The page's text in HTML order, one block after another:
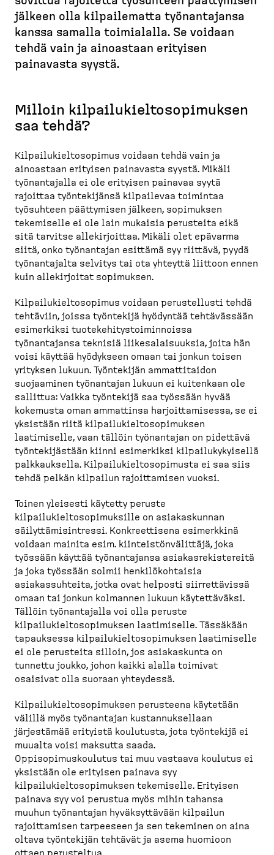
t
u
s
i
v
e
s
k
t
)
r
u
p
o
l
jälkeen olla kilpai­lematta työnan­tajansa
kanssa samalla toimialalla. Se voidaan
tehdä vain ja ainoastaan erityisen
painavasta syystä.
Milloin kilpailukieltosopimuksen
saa tehdä?
Kilpailukieltosopimus voidaan tehdä vain ja
ainoastaan erityisen painavasta syystä. Mikäli
työnantajalla ei ole erityisen painavaa syytä
rajoittaa työntekijänsä kilpailevaa toimintaa
työsuhteen päättymisen jälkeen, sopimuksen
tekemiselle ei ole lain mukaisia perusteita eikä
sitä tarvitse allekirjoittaa. Mikäli olet epävarma
siitä, onko työnantajan esittämä syy riittävä, pyydä
työnantajalta selvitys tai ota yhteyttä liittoon ennen
kuin allekirjoitat sopimuksen.
Kilpailukieltosopimus voidaan perustellusti tehdä
tehtäviin, joissa työntekijä hyödyntää tehtävässään
esimerkiksi tuotekehitystoiminnoissa
työnantajansa teknisiä liikesalaisuuksia, joita hän
voisi käyttää hyödykseen omaan tai jonkun toisen
yrityksen lukuun. Työntekijän ammattitaidon
suojaaminen työnantajan lukuun ei kuitenkaan ole
sallittua: Vaikka työntekijä saa työssään hyvää
kokemusta oman ammattinsa harjoittamisessa, se ei
yksistään riitä kilpailukieltosopimuksen
laatimiselle, vaan tällöin työnantajan on pidettävä
työntekijästään kiinni esimerkiksi kilpailukykyisellä
palkkauksella. Kilpailukieltosopimusta ei saa siis
tehdä pelkän kilpailun rajoittamisen vuoksi.
Toinen yleisesti käytetty peruste
kilpailukieltosopimuksille on asiakaskunnan
säilyttämisintressi. Konkreettisena esimerkkinä
voidaan mainita esim. kiinteistönvälittäjä, joka
työssään käyttää työnantajansa asiakasrekistereitä
ja joka työssään solmii henkilökohtaisia
asiakassuhteita, jotka ovat helposti siirrettävissä
omaan tai jonkun kolmannen lukuun käytettäväksi.
Tällöin työnantajalla voi olla peruste
kilpailukieltosopimuksen laatimiselle. Tässäkään
tapauksessa kilpailukieltosopimuksen laatimiselle
ei ole perusteita silloin, jos asiakaskunta on
tunnettu joukko, johon kaikki alalla toimivat
osaisivat olla suoraan yhteydessä.
Kilpailukieltosopimuksen perusteena käytetään
välillä myös työnantajan kustannuksellaan
järjestämää erityistä koulutusta, jota työntekijä ei
muualta voisi maksutta saada.
Oppisopimuskoulutus tai muu vastaava koulutus ei
yksistään ole erityisen painava syy
kilpailukieltosopimuksen tekemiselle. Erityisen
painava syy voi perustua myös mihin tahansa
muuhun työnantajan hyväksyttävään kilpailun
rajoittamisen tarpeeseen ja sen tekeminen on aina
oltava työntekijän tehtävät ja asema huomioon